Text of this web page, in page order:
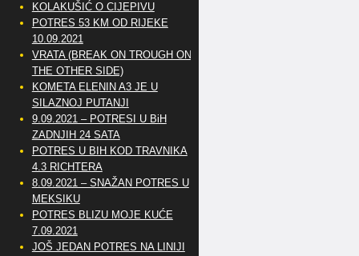
KOLAKUŠIĆ O CIJEPIVU
POTRES 53 KM OD RIJEKE
10.09.2021
VRATA (BREAK ON TROUGH ON
THE OTHER SIDE)
KOMETA ELENIN A3 JE U
SILAZNOJ PUTANJI
9.09.2021 – POTRESI U BiH
ZADNJIH 24 SATA
POTRES U BIH KOD TRAVNIKA
4.3 RICHTERA
8.09.2021 – SNAŽAN POTRES U
MEKSIKU
POTRES BLIZU MOJE KUĆE
7.09.2021
JOŠ JEDAN POTRES NA LINIJI